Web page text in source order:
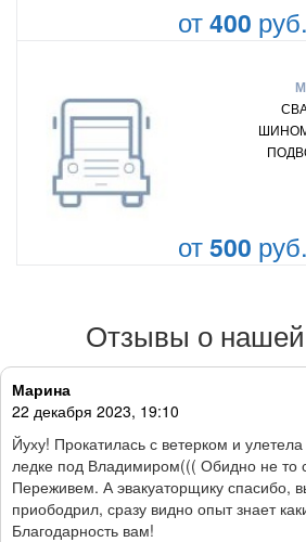
от400 руб.
от500 руб.
Отзывы о нашей
Марина
22 декабря 2023, 19:10
Йуху! Прокатилась с ветерком и
ледке под Владимиром((( Обидно не то
Переживем. А эвакуаторщику спасибо,
приободрил, сразу видно опыт знает
Благодарность вам!